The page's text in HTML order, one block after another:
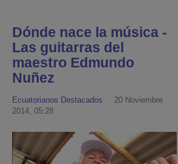
Dónde nace la música -
Las guitarras del
maestro Edmundo
Nuñez
Ecuatorianos Destacados
20 Noviembre
2014, 05:28